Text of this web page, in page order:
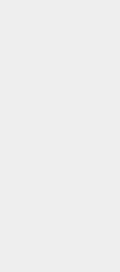
利息最低到府服
惠專案 | 利息最